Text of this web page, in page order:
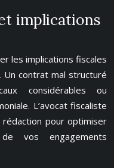
implications
les implications fiscales
contrat mal structuré
considérables ou
L’avocat fiscaliste
pour optimiser
vos engagements